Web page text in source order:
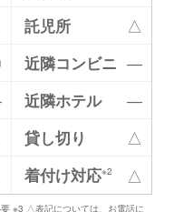
託児所
△
近隣コンビニ ―
近隣ホテル
―
貸し切り
△
着付け対応※2 △
※3 △表記については、お電話に